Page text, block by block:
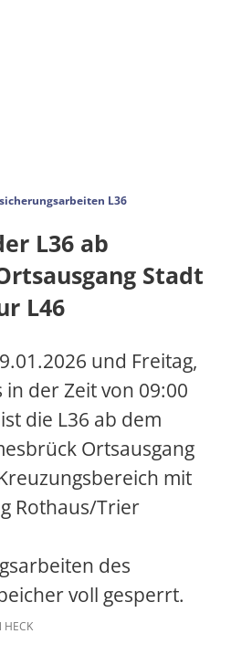
Erschließung
Kita Kleine
/ Landesplanung
Entschuldungsfonds
Mitfahrerbänke/VRT
Nummern
Organigramm
Geschichte
Satzungen
Wappen
Wasser
Abwasser
Downloads
Grundschule Speicher
Grundschule Spangdahlem
Grundschule Preist
Grundschule Orenhofen
Gymnasium Speicher
Kita Orenhofen
Kita Spangdahlem
Kita Speicher "Zauberland"
Kita Speicher "Kleine
Aktuelle Veranstaltungen
L36
L36 ab
Stadt
L46
und Freitag,
in der Zeit von 09:00
die L36 ab dem
Ortsausgang
mit
Rothaus/Trier
des
voll gesperrt.
HECK